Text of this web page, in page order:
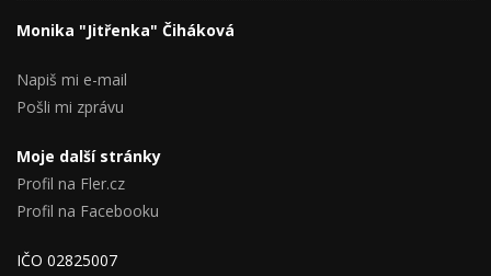
Monika "Jitřenka" Čiháková
Napiš mi e-mail
Pošli mi zprávu
Moje další stránky
Profil na Fler.cz
Profil na Facebooku
IČO 02825007